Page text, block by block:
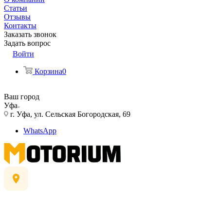
Статьи
Отзывы
Контакты
Заказать звонок
Задать вопрос
Войти
Корзина0
Ваш город
Уфа
г. Уфа, ул. Сельская Богородская, 69
WhatsApp